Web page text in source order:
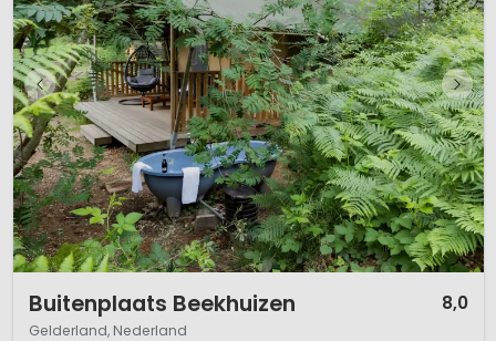
Buitenplaats Beekhuizen 8,0
Gelderland, Nederland